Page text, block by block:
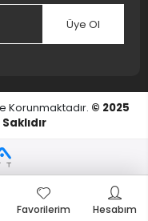
Üye Ol
Korunmaktadır. © 2025
Favorilerim
Hesabım